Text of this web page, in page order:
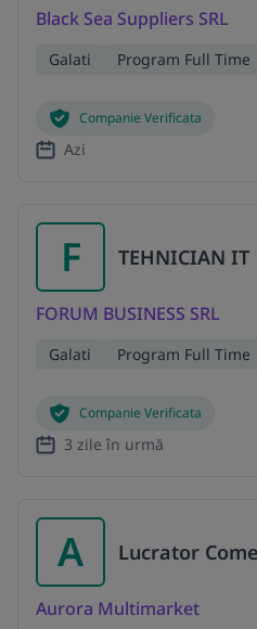
Black Sea Suppliers SRL
Galati Program Full Time
Companie Verificata
Azi
F TEHNICIAN IT
FORUM BUSINESS SRL
Galati Program Full Time
Companie Verificata
3 zile în urmă
A Lucrator
Aurora Multimarket